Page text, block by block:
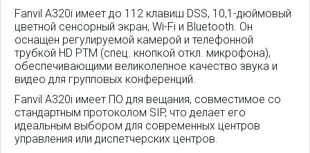
Fanvil A320i имеет до 112 клавиш DSS, 10,1-дюймовый
цветной сенсорный экран, Wi-Fi и Bluetooth. Он
оснащен регулируемой камерой и телефонной
трубкой HD PTM (спец. кнопкой откл. микрофона),
обеспечивающими великолепное качество звука и
видео для групповых конференций.
Fanvil A320i имеет ПО для вещания, совместимое со
стандартным протоколом SIP, что делает его
идеальным выбором для современных центров
управления или диспетчерских центров.